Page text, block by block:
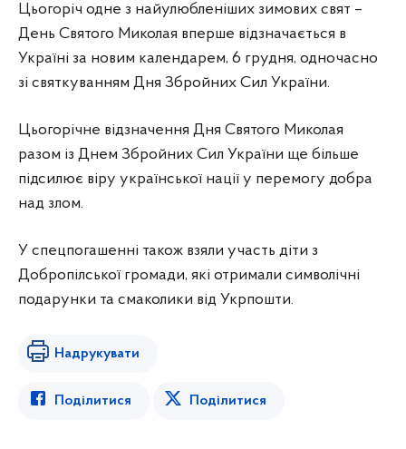
Цьогоріч одне з найулюбленіших зимових свят –
День Святого Миколая вперше відзначається в
Україні за новим календарем, 6 грудня, одночасно
зі святкуванням Дня Збройних Сил України.
Цьогорічне відзначення Дня Святого Миколая
разом із Днем Збройних Сил України ще більше
підсилює віру української нації у перемогу добра
над злом.
У спецпогашенні також взяли участь діти з
Добропілської громади, які отримали символічні
подарунки та смаколики від Укрпошти.
Надрукувати
Поділитися Поділитися